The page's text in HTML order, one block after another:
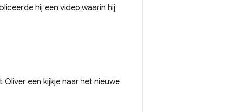
hij een video waarin hij
Oliver een kijkje naar het nieuwe